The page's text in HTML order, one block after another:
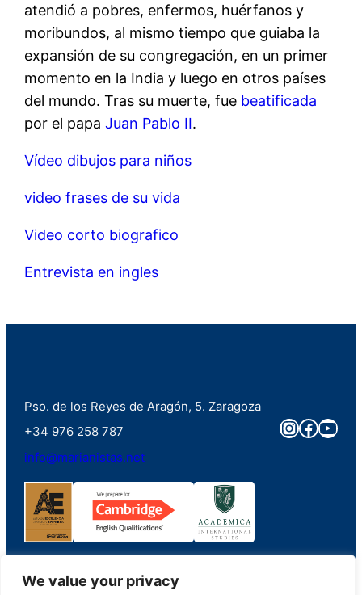
We value your privacy
atendió a pobres, enfermos, huérfanos y
moribundos, al mismo tiempo que guiaba la
expansión de su congregación, en un primer
momento en la India y luego en otros países
del mundo. Tras su muerte, fue beatificada
por el papaJuan Pablo II.
Vídeo dibujos para niños
video frases de su vida
Video corto biografico
Entrevista en ingles
Pso. de los Reyes de Aragón, 5. Zaragoza
+34 976 258 787
info@marianistas.net